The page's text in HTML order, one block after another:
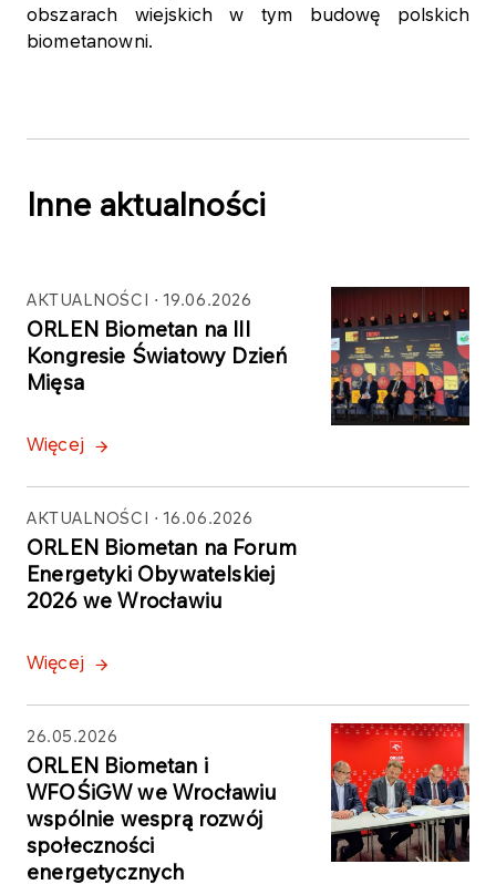
obszarach wiejskich w tym budowę polskich
biometanowni.
Inne aktualności
AKTUALNOŚCI 19.06.2026
ORLEN Biometan na III
Kongresie Światowy Dzień
Mięsa
Więcej
AKTUALNOŚCI 16.06.2026
ORLEN Biometan na Forum
Energetyki Obywatelskiej
2026 we Wrocławiu
Więcej
26.05.2026
ORLEN Biometan i
WFOŚiGW we Wrocławiu
wspólnie wesprą rozwój
społeczności
energetycznych